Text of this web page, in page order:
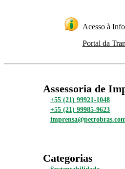
Acesso à
Portal da
Assessoria de
+55 (21) 99921-1048
+55 (21) 99985-9623
Categorias